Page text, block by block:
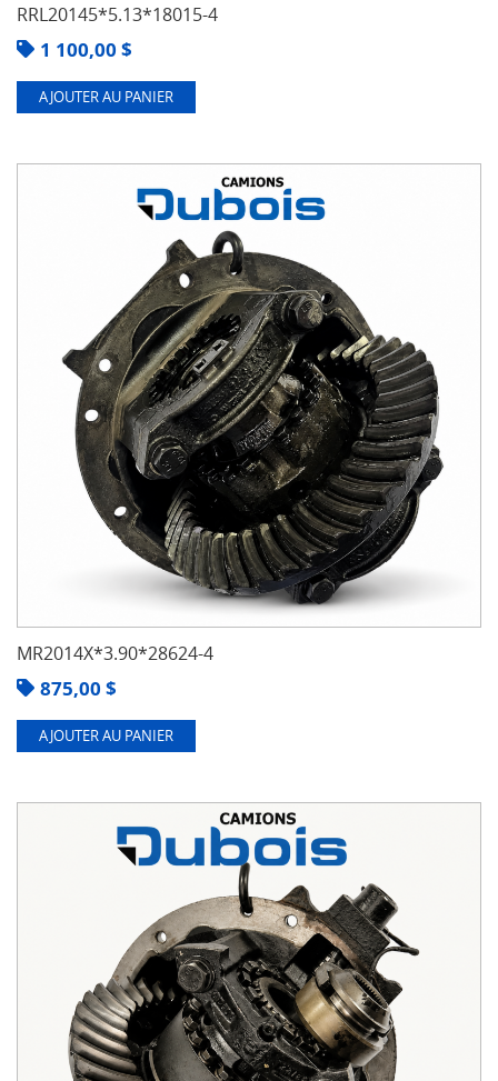
RRL20145*5.13*18015-4
1 100,00 $
AJOUTER AU PANIER
MR2014X*3.90*28624-4
875,00 $
AJOUTER AU PANIER